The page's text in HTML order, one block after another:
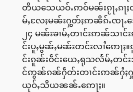
တိယသေယဝ်ႉဢဝ်မၼ်းၵႂႃႇၵႃ
မ်ႇလႄႈမၼ်းႁွတ်ႈဢၼိၵ်ႉၸႃႉ
၂၄ မၼ်းၶၢမ်ႇတၢင်းဢၼ်သၢင်း
င်းပူႇမွၼ်ႇမၼ်းတင်းလၢႆဢေႃ
င်းၵူၼ်းဝဵင်းယေႇရုသလႅမ်ႇတင်
င်ဢွၼ်ၵၼ်ႁဵတ်းတၢင်းဢၼ်ႁႆႈႁွင်ႉ
ယုဝ်ႇသိယၼၼ်ႉဢေႃႈ။